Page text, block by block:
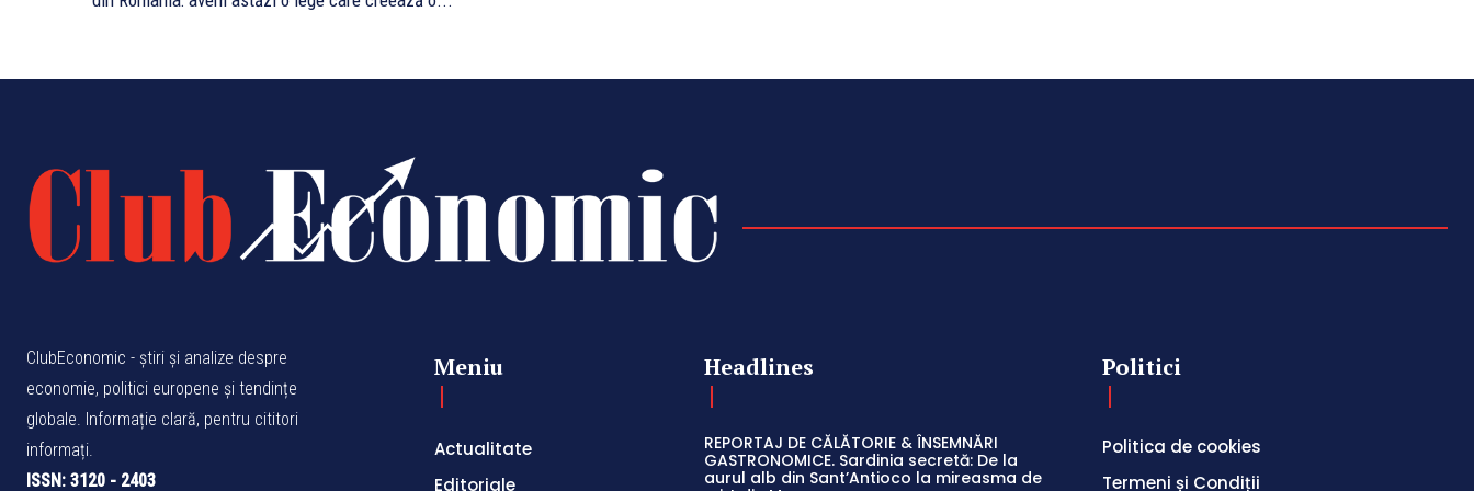
ClubEconomic - știri și analize despre
economie, politici europene și tendințe
globale. Informație clară, pentru cititori
informați.
ISSN: 3120 - 2403
Meniu
Actualitate
Editoriale
Headlines
REPORTAJ DE CĂLĂTORIE & ÎNSEMNĂRI
GASTRONOMICE. Sardinia secretă: De la
aurul alb din Sant’Antioco la mireasma de
Politici
Politica de cookies
Termeni și Condiții